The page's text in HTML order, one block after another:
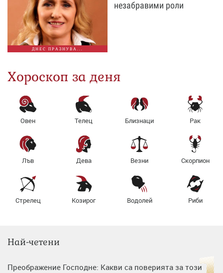
ДНЕС ПРАЗНУВА...
незабравими роли
Хороскоп за деня
Овен Телец Близнаци Рак
Лъв Дева Везни Скорпион
Стрелец Козирог Водолей Риби
Най-четени
Преображение Господне: Какви са поверията за този